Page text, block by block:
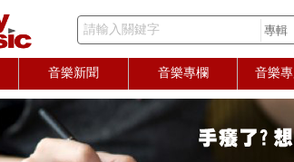
請輸入關鍵字
音樂新聞 音樂專欄 音樂